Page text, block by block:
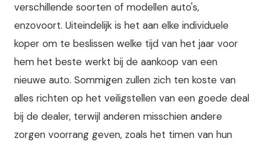
verschillende soorten of modellen auto's,
enzovoort. Uiteindelijk is het aan elke individuele
koper om te beslissen welke tijd van het jaar voor
hem het beste werkt bij de aankoop van een
nieuwe auto. Sommigen zullen zich ten koste van
alles richten op het veiligstellen van een goede deal
bij de dealer, terwijl anderen misschien andere
zorgen voorrang geven, zoals het timen van hun